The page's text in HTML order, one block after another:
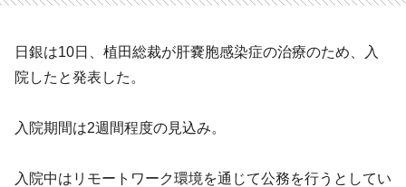
日銀は10日、植田総裁が肝嚢胞感染症の治療のため、入
院したと発表した。
入院期間は2週間程度の見込み。
入院中はリモートワーク環境を通じて公務を行うとしてい